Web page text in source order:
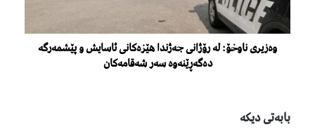
وەزیری ناوخۆ: لە رۆژانی جەژندا هێزەکانی ئاسایش و پێشمەرگە
دەگەڕێنەوە سەر شەقامەکان
بابەتی دیكە